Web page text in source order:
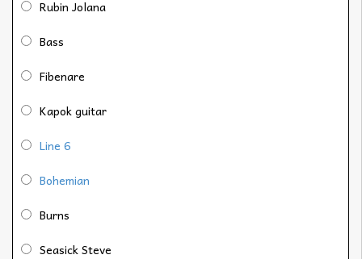
Rubin Jolana
Bass
Fibenare
Kapok guitar
Line 6
Bohemian
Burns
Seasick Steve